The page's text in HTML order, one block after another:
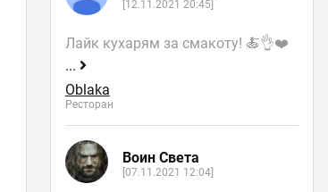
[12.11.2021 20:45]
Лайк кухарям за смакоту! 🍝👌❤️
...
Oblaka
Ресторан
Воин Света
[07.11.2021 12:04]